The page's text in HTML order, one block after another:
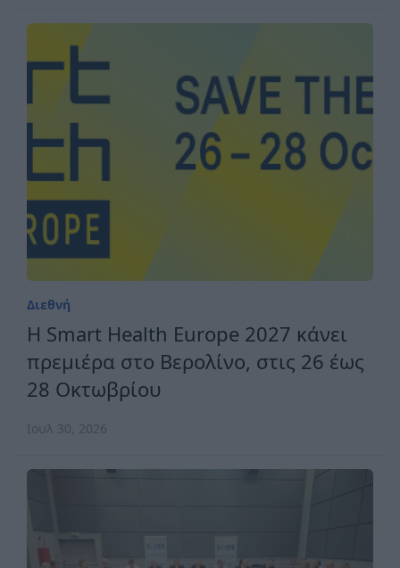
Διεθνή
H Smart Health Europe 2027 κάνει
πρεμιέρα στο Βερολίνο, στις 26 έως
28 Οκτωβρίου
Ιουλ 30, 2026